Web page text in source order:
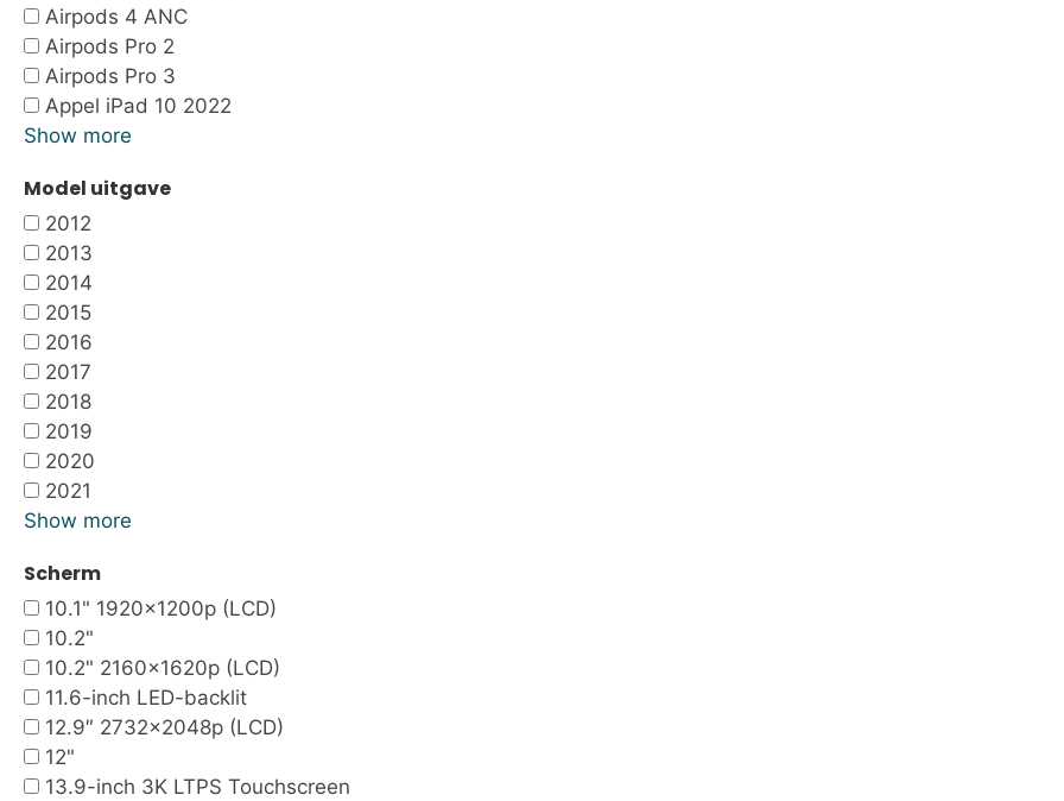
Airpods 4 ANC
Airpods Pro 2
Airpods Pro 3
Appel iPad 10 2022
Show more
Model uitgave
2012
2013
2014
2015
2016
2017
2018
2019
2020
2021
Show more
Scherm
10.1" 1920x1200p (LCD)
10.2"
10.2" 2160x1620p (LCD)
11.6-inch LED-backlit
12.9″ 2732×2048p (LCD)
12"
13.9-inch 3K LTPS Touchscreen